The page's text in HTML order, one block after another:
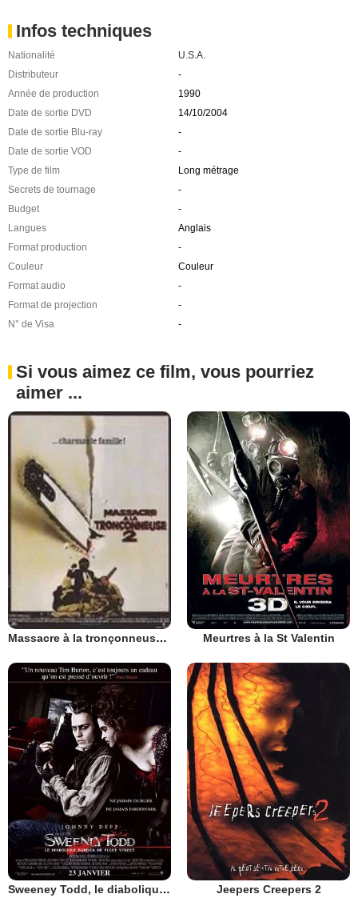
Infos techniques
Nationalité
U.S.A.
Distributeur
-
Année de production
1990
Date de sortie DVD
14/10/2004
Date de sortie Blu-ray
-
Date de sortie VOD
-
Type de film
Long métrage
Secrets de tournage
-
Budget
-
Langues
Anglais
Format production
-
Couleur
Couleur
Format audio
-
Format de projection
-
N° de Visa
-
Si vous aimez ce film, vous pourriez
aimer ...
Massacre à la tronçonneuse 2 Meurtres à la St Valentin
Sweeney Todd, le diabolique barbier de Fleet Street Jeepers Creepers 2